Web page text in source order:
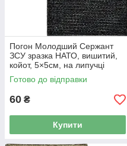
Погон Молодший Сержант
ЗСУ зразка НАТО, вишитий,
койот, 5×5см, на липучці
Готово до відправки
60 ₴
Купити